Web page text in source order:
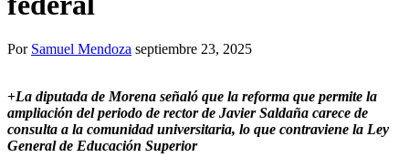
Por Samuel Mendoza septiembre 23, 2025
+La diputada de Morena señaló que la reforma que permite la
ampliación del periodo de rector de Javier Saldaña carece de
consulta a la comunidad universitaria, lo que contraviene la Ley
General de Educación Superior